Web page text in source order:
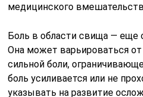
медицинского
Боль в области свища —
Она может варьироваться
сильной боли,
боль усиливается или не
указывать на развитие